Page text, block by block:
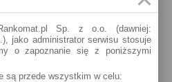
Sp. z o.o. (dawniej:
jako administrator serwisu stosuje
o zapoznanie się z poniższymi
są przede wszystkim w celu: